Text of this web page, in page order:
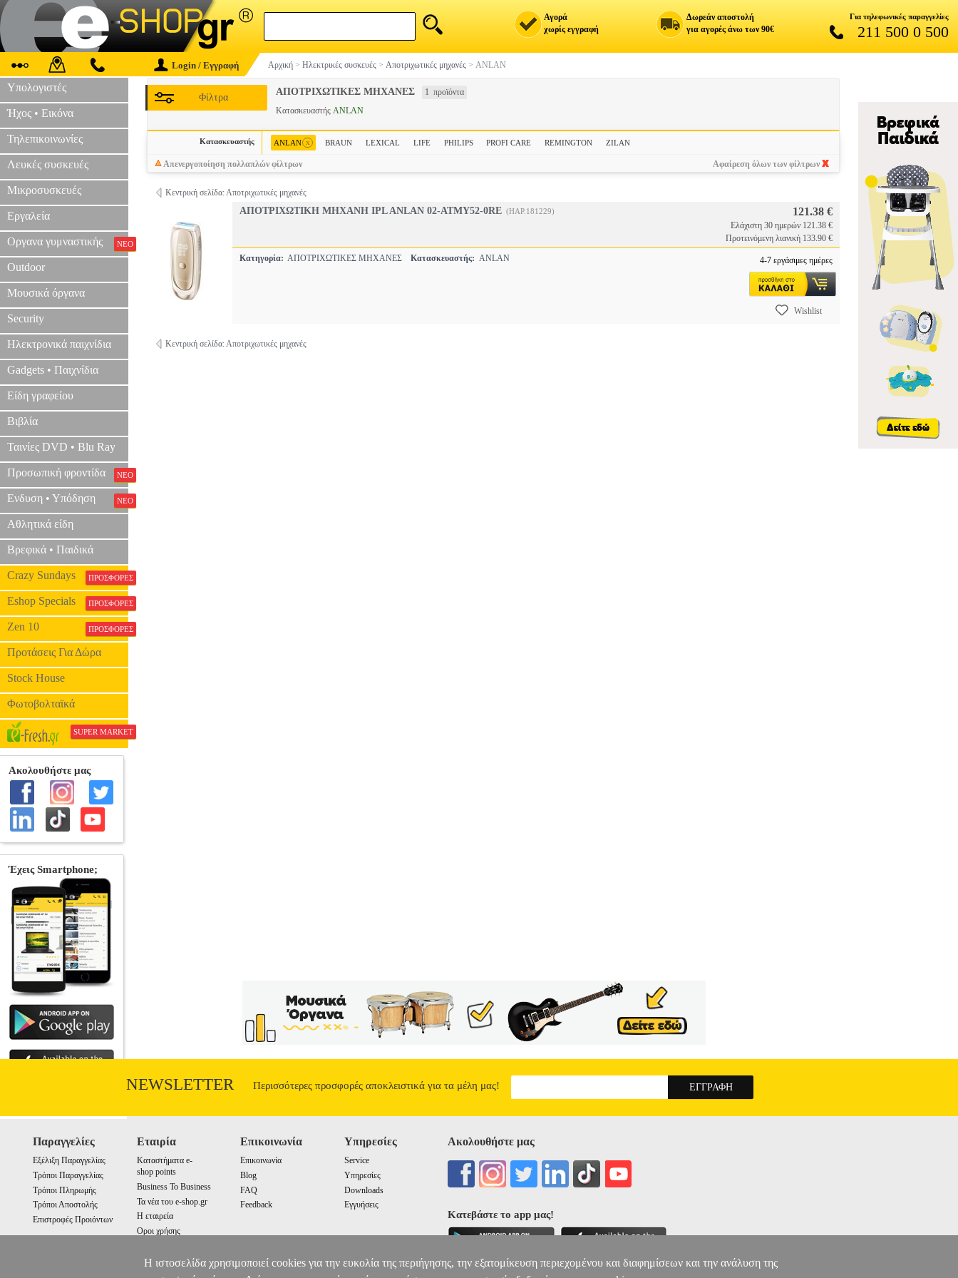
Αγορά
χωρίς εγγραφή
Δωρεάν αποστολή
για αγορές άνω των 90€
Για τηλεφωνικές παραγγελίες
211 500 0 500
Login / Εγγραφή Αρχική > Ηλεκτρικές συσκευές > Αποτριχωτικές μηχανές > ANLAN
Υπολογιστές
Ήχος • Εικόνα
Τηλεπικοινωνίες
Λευκές συσκευές
Μικροσυσκευές
Εργαλεία
Οργανα γυμναστικής ΝΕΟ
Outdoor
Μουσικά όργανα
Security
Ηλεκτρονικά παιχνίδια
Gadgets • Παιχνίδια
Είδη γραφείου
Βιβλία
Ταινίες DVD • Blu Ray
Προσωπική φροντίδα ΝΕΟ
Ενδυση • Υπόδηση ΝΕΟ
Αθλητικά είδη
Βρεφικά • Παιδικά
Crazy Sundays ΠΡΟΣΦΟΡΕΣ
Eshop Specials ΠΡΟΣΦΟΡΕΣ
Zen 10 ΠΡΟΣΦΟΡΕΣ
Προτάσεις Για Δώρα
Stock House
Φωτοβολταϊκά
SUPER MARKET
ΑΠΟΤΡΙΧΩΤΙΚΕΣ ΜΗΧΑΝΕΣ 1 προϊόντα
Φίλτρα
Κατασκευαστής ANLAN
Κατασκευαστής ANLAN x BRAUN LEXICAL LIFE PHILIPS PROFI CARE REMINGTON ZILAN
Απενεργοποίηση πολλαπλών φίλτρων Αφαίρεση όλων των φίλτρων
Κεντρική σελίδα: Αποτριχωτικές μηχανές
ΑΠΟΤΡΙΧΩΤΙΚΗ ΜΗΧΑΝΗ IPL ANLAN 02-ATMY52-0RE (HAP.181229) 121.38 €
Ελάχιστη 30 ημερών 121.38 €
Προτεινόμενη λιανική 133.90 €
Κατηγορία: ΑΠΟΤΡΙΧΩΤΙΚΕΣ ΜΗΧΑΝΕΣ Κατασκευαστής: ANLAN 4-7 εργάσιμες ημέρες
Wishlist
Κεντρική σελίδα: Αποτριχωτικές μηχανές
NEWSLETTER Περισσότερες προσφορές αποκλειστικά για τα μέλη μας!
Παραγγελίες
Εξέλιξη Παραγγελίας
Τρόποι Παραγγελίας
Τρόποι Πληρωμής
Τρόποι Αποστολής
Επιστροφές Προιόντων
Εταιρία
Καταστήματα e-
shop points
Business To Business
Τα νέα του e-shop.gr
Η εταιρεία
Οροι χρήσης
Επικοινωνία
Επικοινωνία
Blog
FAQ
Feedback
Υπηρεσίες
Service
Υπηρεσίες
Downloads
Εγγυήσεις
Ακολουθήστε μας
Κατεβάστε το app μας!
Η ιστοσελίδα χρησιμοποιεί cookies για την ευκολία της περιήγησης, την εξατομίκευση περιεχομένου και διαφημίσεων και την ανάλυση της